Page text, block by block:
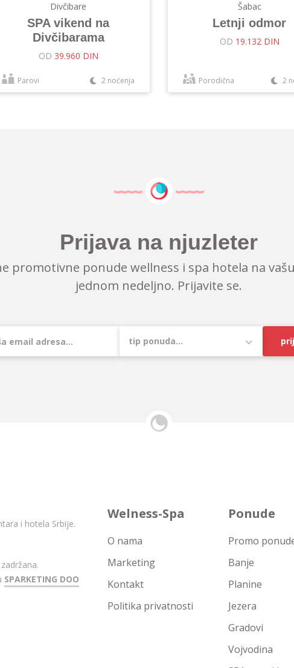
Divčibare
SPA vikend na
Divčibarama
OD 39.960 DIN
Parovi 2 noćenja
Šabac
Letnji odmor
OD 19.132 DIN
Porodična 2
Prijava na njuzleter
promotivne ponude wellness i spa hotela na
jednom nedeljno. Prijavite se.
i hotela Srbije.
SPARKETING DOO
Welness-Spa
O nama
Marketing
Kontakt
Politika privatnosti
Ponude
Promo
Banje
Planine
Jezera
Gradovi
Vojvodina